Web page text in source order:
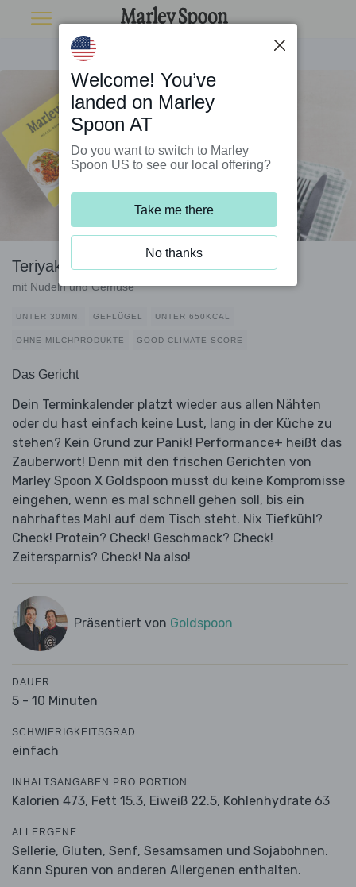
Teriyaki-Hähnchen
mit Nudeln und Gemüse
UNTER 30MIN. GEFLÜGEL UNTER 650KCAL
OHNE MILCHPRODUKTE GOOD CLIMATE SCORE
Das Gericht
Dein Terminkalender platzt wieder aus allen Nähten
oder du hast einfach keine Lust, lang in der Küche zu
stehen? Kein Grund zur Panik! Performance+ heißt das
Zauberwort! Denn mit den frischen Gerichten von
Marley Spoon X Goldspoon musst du keine Kompromisse
eingehen, wenn es mal schnell gehen soll, bis ein
nahrhaftes Mahl auf dem Tisch steht. Nix Tiefkühl?
Check! Protein? Check! Geschmack? Check!
Zeitersparnis? Check! Na also!
Präsentiert von Goldspoon
DAUER
5 - 10 Minuten
SCHWIERIGKEITSGRAD
einfach
INHALTSANGABEN PRO PORTION
Kalorien 473, Fett 15.3, Eiweiß 22.5, Kohlenhydrate 63
ALLERGENE
Sellerie, Gluten, Senf, Sesamsamen und Sojabohnen.
Kann Spuren von anderen Allergenen enthalten.
Welcome! You’ve
landed on Marley
Spoon AT
Do you want to switch to Marley
Spoon US to see our local offering?
Take me there
No thanks